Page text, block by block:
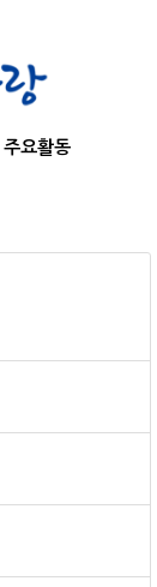
주요활동